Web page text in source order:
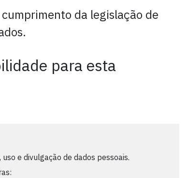
da legislação de
para esta
e divulgação de dados pessoais.